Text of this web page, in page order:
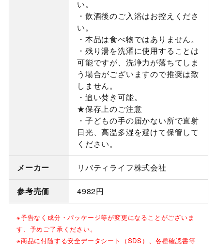
い。
・飲酒後のご入浴はお控えくださ
い。
・本品は食べ物ではありません。
・残り湯を洗濯に使用することは
可能ですが、洗浄力が落ちてしま
う場合がございますので推奨は致
しません。
・追い焚き可能。
★保存上のご注意
・子どもの手の届かない所で直射
日光、高温多湿を避けて保管して
ください。
メーカー リバティライフ株式会社
参考売価 4982円
※予告なく成分・パッケージ等が変更になることがございま
す、予めご了承ください。
※商品に付随する安全データシート（SDS）、各種確認書等